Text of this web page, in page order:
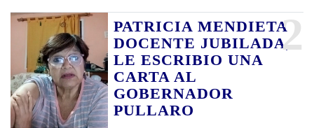
2
PATRICIA MENDIETA
DOCENTE JUBILADA,
LE ESCRIBIO UNA
CARTA AL
GOBERNADOR
PULLARO